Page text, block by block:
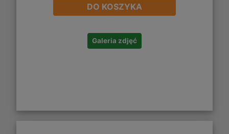
DO KOSZYKA
Galeria zdjęć